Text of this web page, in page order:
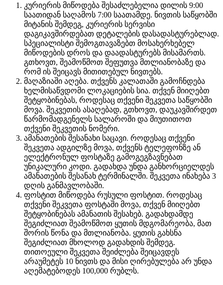
კურიერის მიწოდება შესაძლებელია დილის 9:00
საათიდან საღამოს 7:00 საათამდე. ნივთის საწყობში
მიტანის შემდეგ, კურიერის სერვისი
დაგიკავშირდებათ დეტალების დასადასტურებლად.
სპეციალისტი შემოგთავაზებთ მოსახერხებელ
მიწოდების დროს და დაადასტურებს მისამართს.
გთხოვთ, შეამოწმოთ შეფუთვა მთლიანობაზე და
რომ ის შეიცავს მითითებულ ნივთებს.
მაღაზიაში აღება. თქვენს კალათაში გამოჩნდება
ხელმისაწვდომი ლოკაციების სია. თქვენ მიიღებთ
შეტყობინებას, როდესაც თქვენი შეკვეთა საწყობში
მოვა. შეკვეთის ასაღებად, გთხოვთ, დაუკავშირდეთ
წარმომადგენელს სალაროში და მიუთითოთ
თქვენი შეკვეთის ნომერი.
ამანათების შესანახი საცავი. როდესაც თქვენი
შეკვეთა ადგილზე მოვა, თქვენს ტელეფონზე ან
ელექტრონულ ფოსტაზე გამოგეგზავნებათ
უნიკალური კოდი. გადახდა უნდა განხორციელდეს
ამანათების შესანახ ტერმინალში. შეკვეთა ინახება 3
დღის განმავლობაში.
ფოსტით მიწოდება რუსული ფოსტით. როდესაც
თქვენი შეკვეთა ფოსტაში მოვა, თქვენ მიიღებთ
შეტყობინებას ამანათის შესახებ. გადახდამდე
შეგიძლიათ შეამოწმოთ ყუთის მდგომარეობა, მათ
შორის წონა და მთლიანობა. ყუთის გახსნა
შეგიძლიათ მხოლოდ გადახდის შემდეგ.
თითოეული შეკვეთა შეიძლება შეიცავდეს
არაუმეტეს 10 ნივთს და მისი ღირებულება არ უნდა
აღემატებოდეს 100,000 რუბლს.